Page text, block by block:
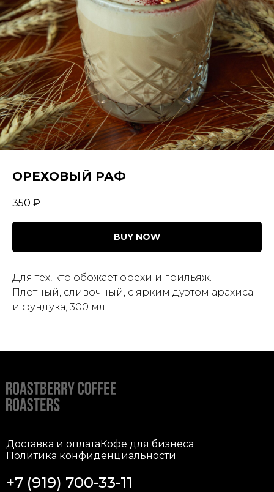
ОРЕХОВЫЙ РАФ
350 ₽
BUY NOW
Для тех, кто обожает орехи и грильяж.
Плотный, сливочный, с ярким дуэтом арахиса
и фундука, 300 мл
Доставка и оплатаКофе для бизнеса
Политика конфиденциальности
+7 (919) 700-33-11